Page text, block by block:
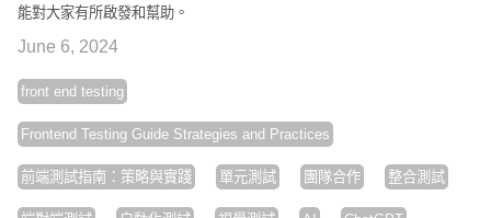
能對大家有所啟發和幫助。
June 6, 2024
front end testing
Frontend Testing Guide Strategies and Practices
前端測試指南：策略與實踐 單元測試 團隊合作 整合測試